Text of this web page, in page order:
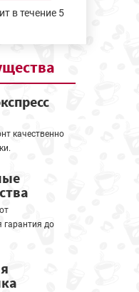
в течение 5
качественно
гарантия до